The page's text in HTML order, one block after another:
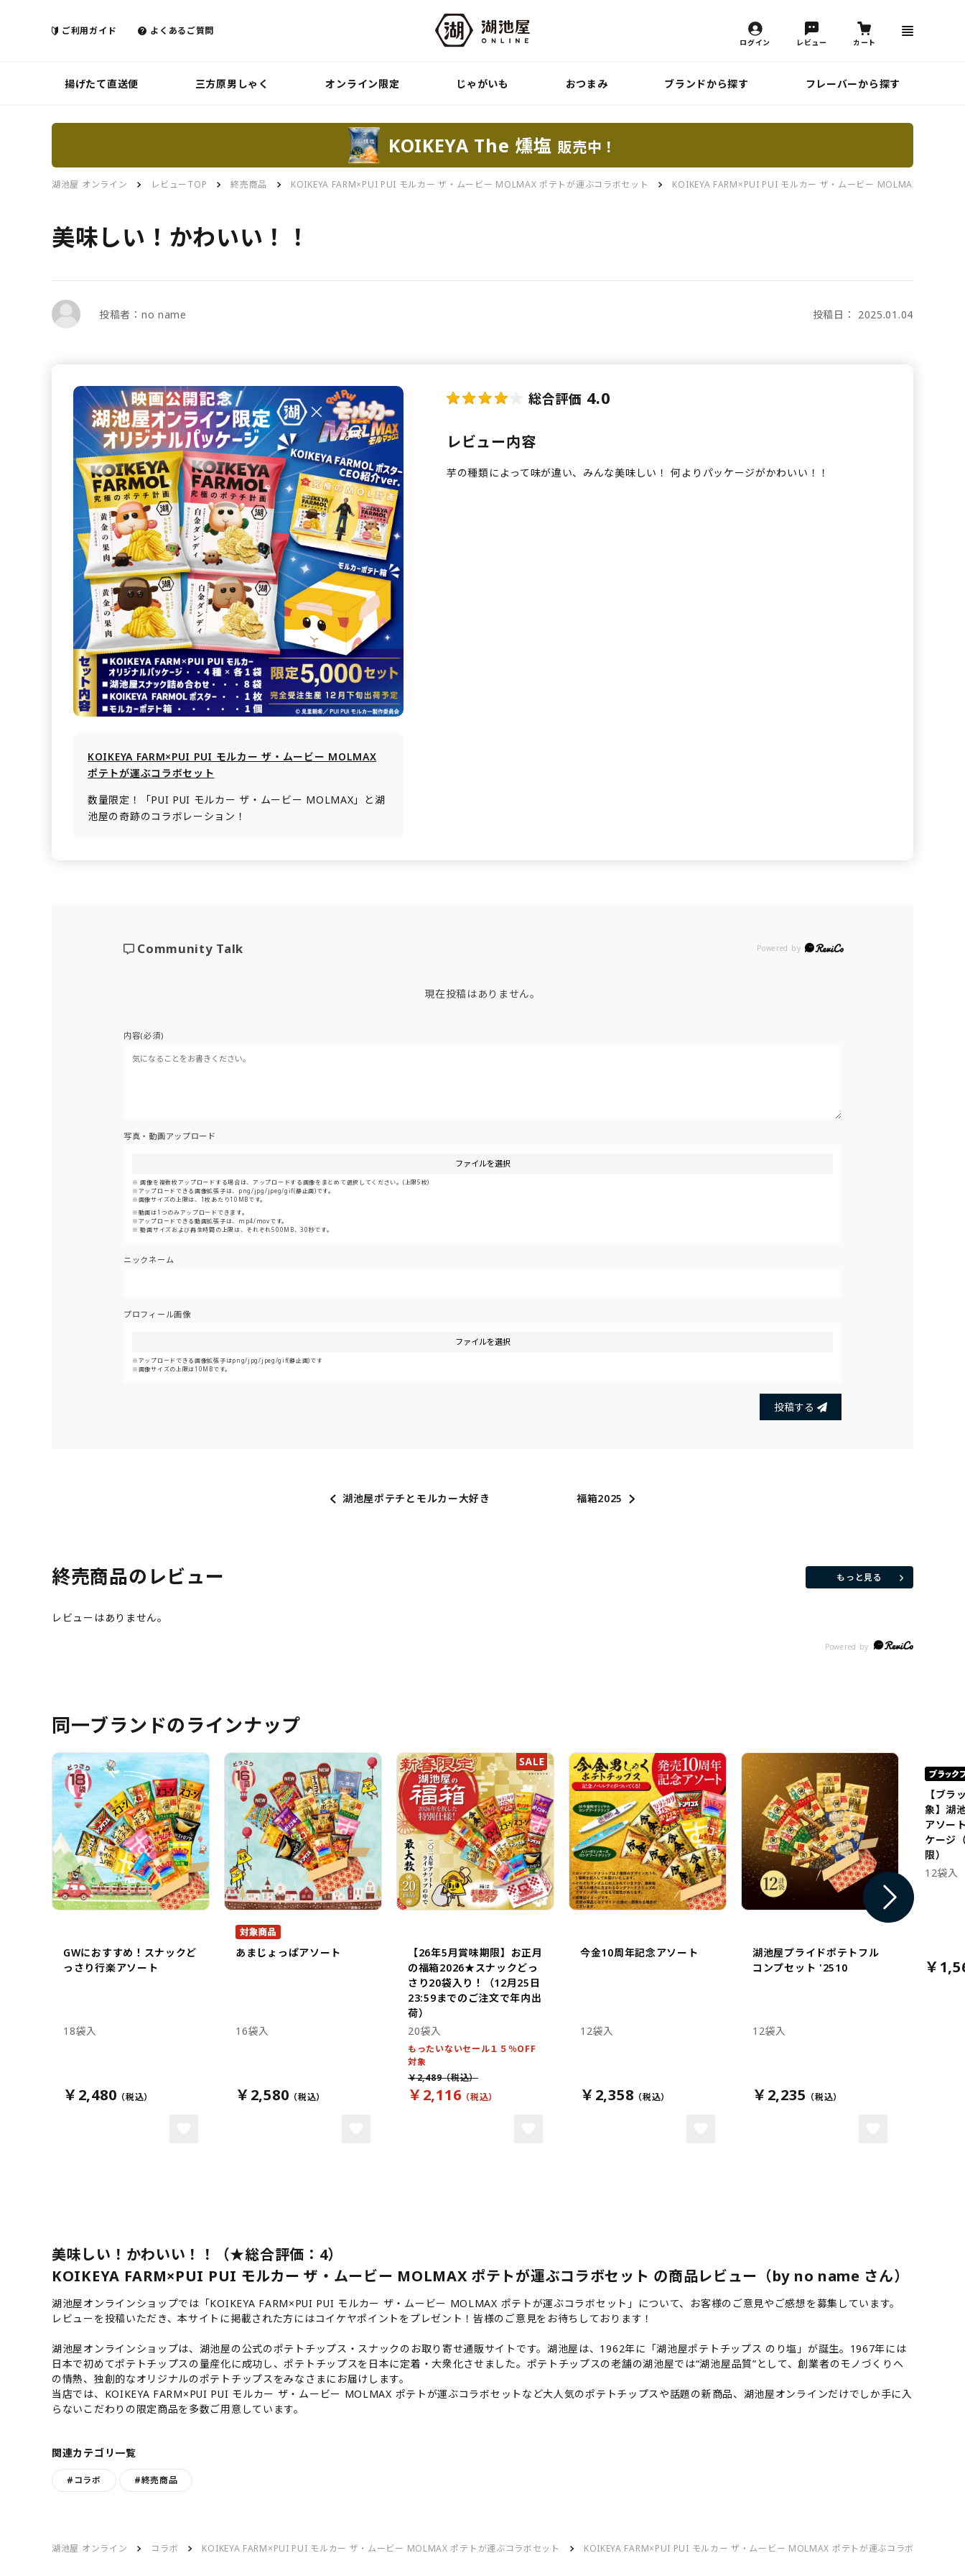
ご利用ガイド よくあるご質問
ログイン レビュー カート
揚げたて直送便 三方原男しゃく オンライン限定 じゃがいも おつまみ ブランドから探す フレーバーから探す
KOIKEYA The 燻塩 販売中！
湖池屋 オンライン レビューTOP 終売商品 KOIKEYA FARM×PUI PUI モルカー ザ・ムービー MOLMAX ポテトが運ぶコラボセット KOIKEYA FARM×PUI PUI モルカー ザ・ムービー MOLMAX ポテトが
美味しい！かわいい！！
投稿者：no name 投稿日： 2025.01.04
KOIKEYA FARM×PUI PUI モルカー ザ・ムービー MOLMAX
ポテトが運ぶコラボセット
数量限定！「PUI PUI モルカー ザ・ムービー MOLMAX」と湖
池屋の奇跡のコラボレーション！
総合評価 4.0
レビュー内容
芋の種類によって味が違い、みんな美味しい！ 何よりパッケージがかわいい！！
Powered by
Community Talk
現在投稿はありません。
内容(必須)
写真・動画アップロード
ファイルを選択
画像を複数枚アップロードする場合は、アップロードする画像をまとめて選択してください。(上限5枚)
アップロードできる画像拡張子は、png/jpg/jpeg/gif(静止画)です。
画像サイズの上限は、1枚あたり10MBです。
動画は1つのみアップロードできます。
アップロードできる動画拡張子は、mp4/movです。
動画サイズおよび再生時間の上限は、それぞれ500MB、30秒です。
ニックネーム
プロフィール画像
ファイルを選択
アップロードできる画像拡張子はpng/jpg/jpeg/gif(静止画)です
画像サイズの上限は10MBです。
投稿する
湖池屋ポテチとモルカー大好き 福箱2025
終売商品のレビュー もっと見る
同一ブランドのラインナップ
GWにおすすめ！スナックど
っさり行楽アソート
18袋入
￥2,480
あまじょっぱアソート
16袋入
￥2,580
【26年5月賞味期限】お正月
の福箱2026★スナックどっ
さり20袋入り！（12月25日
23:59までのご注文で年内出
荷）
20袋入
もったいないセール１５％OFF
対象
￥2,116
￥2,489
今金10周年記念アソート
12袋入
￥2,358
湖池屋プライドポテトフル
コンプセット '2510
12袋入
￥2,235
【ブラ
象】湖
アソー
ケージ
限）
12袋入
￥
美味しい！かわいい！！（★総合評価：4）
KOIKEYA FARM×PUI PUI モルカー ザ・ムービー MOLMAX ポテトが運ぶコラボセット の商品レビュー（by no name さん）
湖池屋オンラインショップでは「KOIKEYA FARM×PUI PUI モルカー ザ・ムービー MOLMAX ポテトが運ぶコラボセット」について、お客様のご意見やご感想を募集しています。
レビューを投稿いただき、本サイトに掲載された方にはコイケヤポイントをプレゼント！皆様のご意見をお待ちしております！
湖池屋オンラインショップは、湖池屋の公式のポテトチップス・スナックのお取り寄せ通販サイトです。湖池屋は、1962年に「湖池屋ポテトチップス のり塩」が誕生。1967年には
日本で初めてポテトチップスの量産化に成功し、ポテトチップスを日本に定着・大衆化させました。ポテトチップスの老舗の湖池屋では“湖池屋品質”として、創業者のモノづくりへ
の情熱、独創的なオリジナルのポテトチップスをみなさまにお届けします。
当店では、KOIKEYA FARM×PUI PUI モルカー ザ・ムービー MOLMAX ポテトが運ぶコラボセットなど大人気のポテトチップスや話題の新商品、湖池屋オンラインだけでしか手に入
らないこだわりの限定商品を多数ご用意しています。
関連カテゴリ一覧
#コラボ #終売商品
湖池屋 オンライン コラボ KOIKEYA FARM×PUI PUI モルカー ザ・ムービー MOLMAX ポテトが運ぶコラボセット KOIKEYA FARM×PUI PUI モルカー ザ・ムービー MOLMAX ポテトが運ぶコラボセットのレ